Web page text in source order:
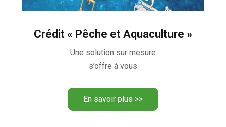
Crédit « Pêche et Aquaculture »
Une solution sur mesure
s’offre à vous
En savoir plus >>